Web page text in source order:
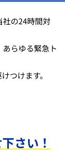
の24時間対
らゆる緊急ト
つけます。
さい！